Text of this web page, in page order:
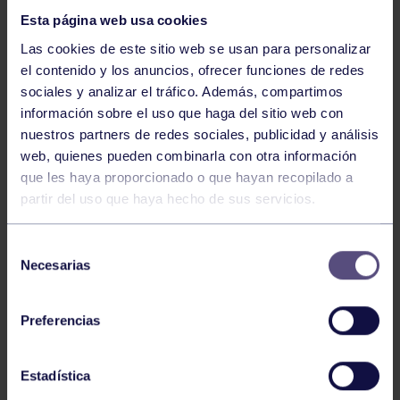
Esta página web usa cookies
Las cookies de este sitio web se usan para personalizar
el contenido y los anuncios, ofrecer funciones de redes
sociales y analizar el tráfico. Además, compartimos
información sobre el uso que haga del sitio web con
nuestros partners de redes sociales, publicidad y análisis
web, quienes pueden combinarla con otra información
que les haya proporcionado o que hayan recopilado a
partir del uso que haya hecho de sus servicios.
Necesarias
Preferencias
Estadística
Hockey 28 Jul 2026
ÓSCAR PALOMERO, RUMBO AL
MUNDIAL
Hockey